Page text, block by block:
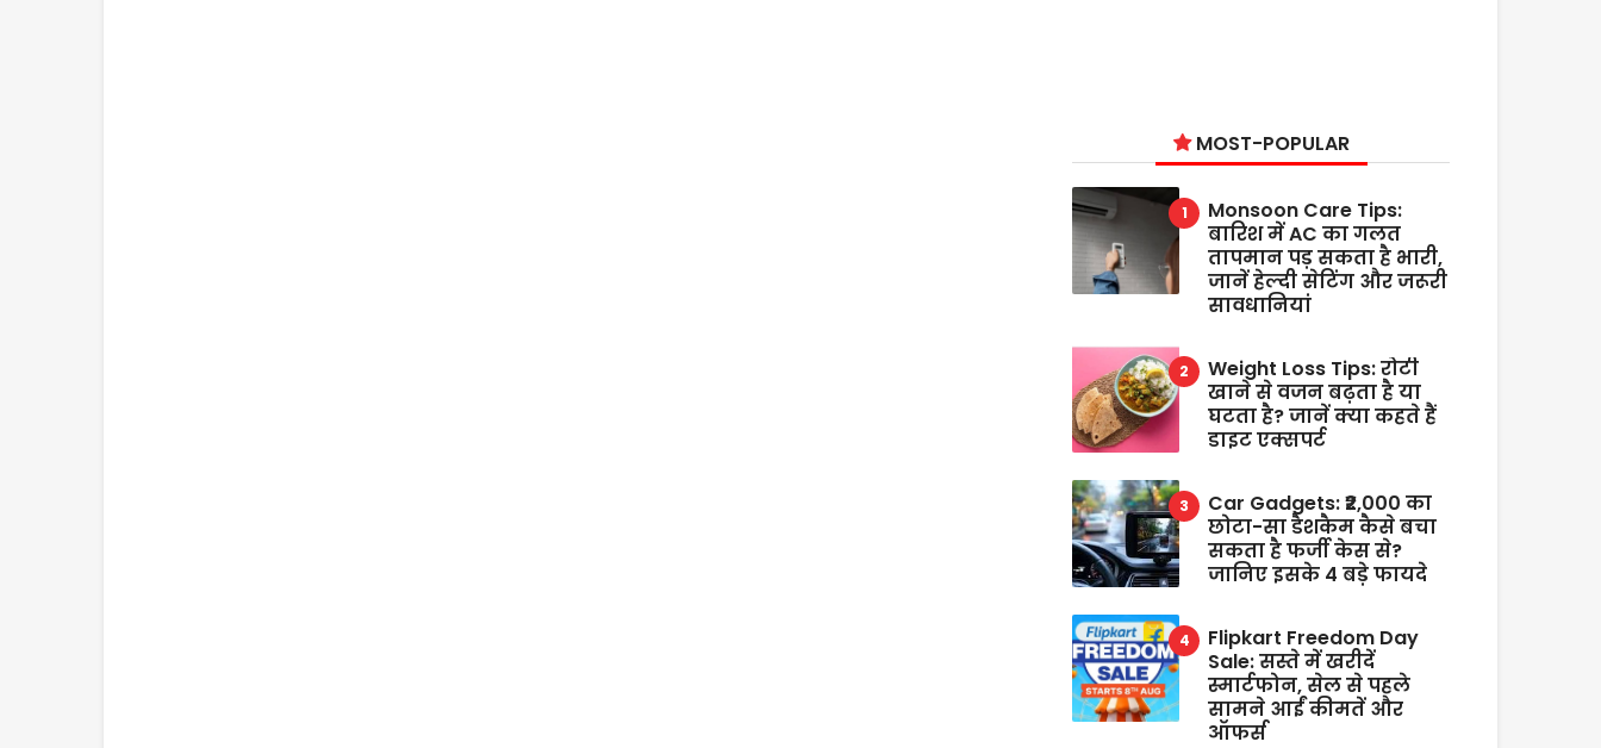
MOST-POPULAR
Monsoon Care Tips:
बारिश में AC का गलत
तापमान पड़ सकता है भारी,
जानें हेल्दी सेटिंग और जरूरी
सावधानियां
Weight Loss Tips: रोटी
खाने से वजन बढ़ता है या
घटता है? जानें क्या कहते हैं
डाइट एक्सपर्ट
Car Gadgets: ₹2,000 का
छोटा-सा डैशकैम कैसे बचा
सकता है फर्जी केस से?
जानिए इसके 4 बड़े फायदे
Flipkart Freedom Day
Sale: सस्ते में खरीदें
स्मार्टफोन, सेल से पहले
सामने आईं कीमतें और
ऑफर्स